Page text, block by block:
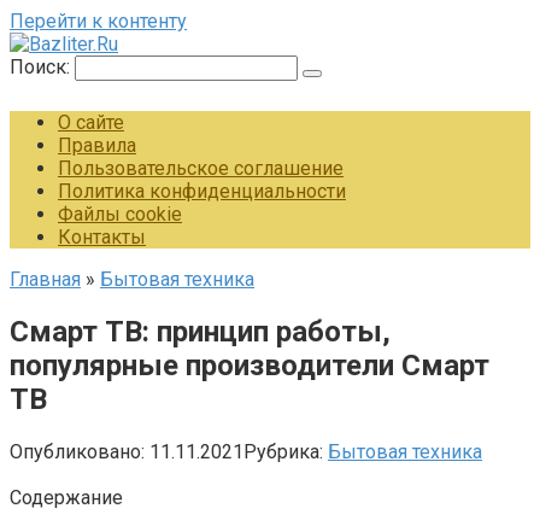
Перейти к контенту
Поиск:
О сайте
Правила
Пользовательское соглашение
Политика конфиденциальности
Файлы cookie
Контакты
Главная » Бытовая техника
Смарт ТВ: принцип работы,
популярные производители Смарт
ТВ
Опубликовано: 11.11.2021Рубрика: Бытовая техника
Содержание